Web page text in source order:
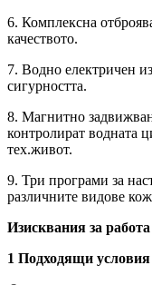
6. Комплексна
качеството.
7. Водно електричен
сигурността.
8. Магнитно
контролират водната
тех.живот.
9. Три програми за
различните видове
Изисквания за работа
1 Подходящи условия